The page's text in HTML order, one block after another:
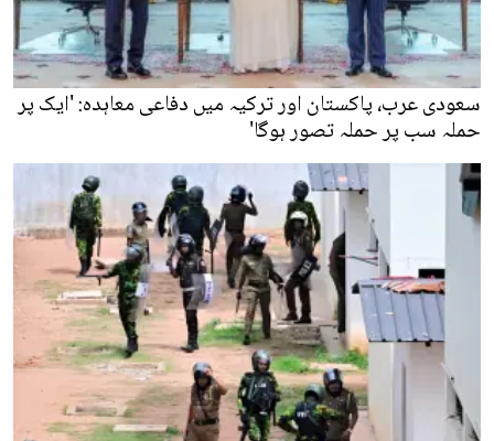
سعودی عرب، پاکستان اور ترکیہ میں دفاعی معاہدہ: 'ایک پر
حملہ سب پر حملہ تصور ہوگا'